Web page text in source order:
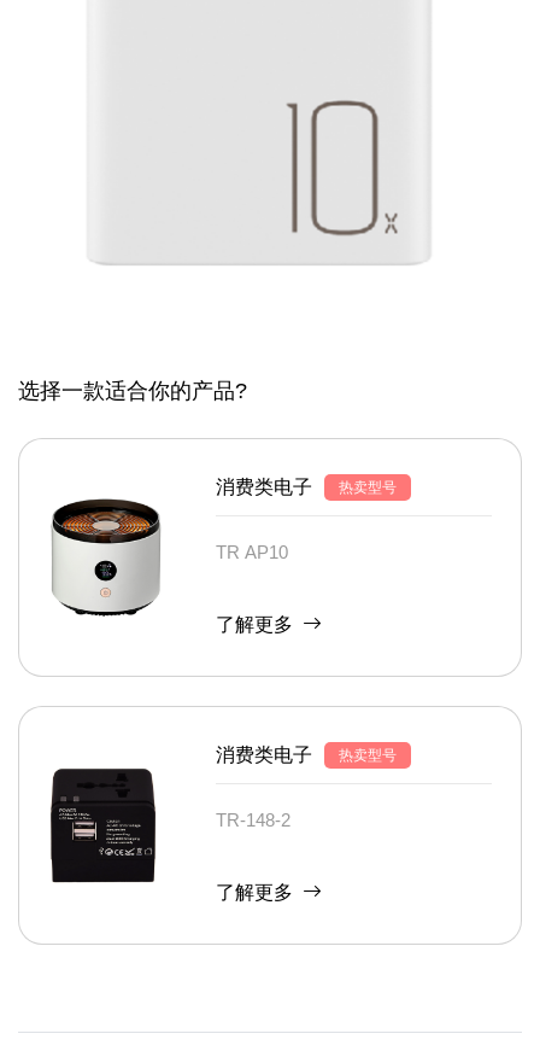
选择一款适合你的产品?
消费类电子 热卖型号
TR AP10
了解更多
消费类电子 热卖型号
TR-148-2
了解更多